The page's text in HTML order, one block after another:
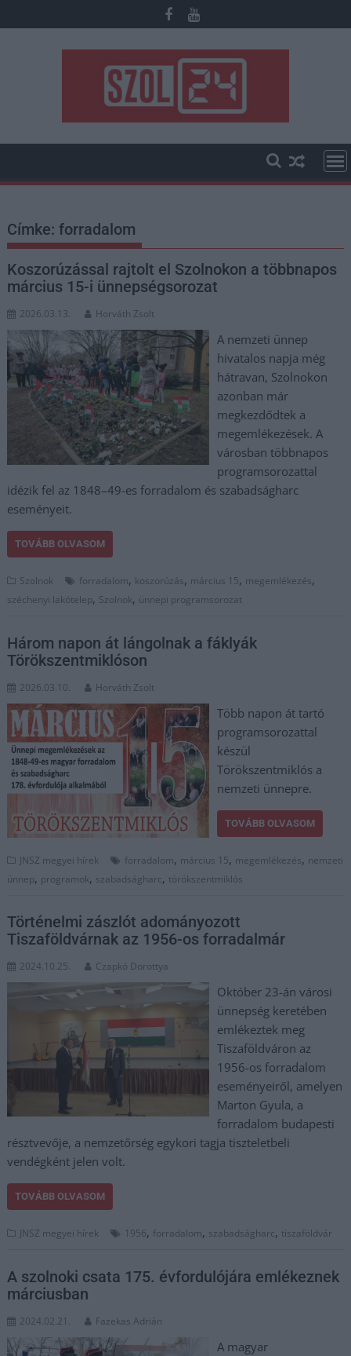
to
Címke:forradalom
Koszorúzással rajtolt el Szolnokon a többnapos
március 15-i ünnepségsorozat
2026.03.13. Horváth Zsolt
A nemzeti ünnep
hivatalos napja még
hátravan, Szolnokon
azonban már
megkezdődtek a
megemlékezések. A
városban többnapos
programsorozattal
idézik fel az 1848–49-es forradalom és szabadságharc
eseményeit.
TOVÁBB OLVASOM
Szolnok forradalom, koszorúzás, március 15, megemlékezés,
széchenyi lakótelep, Szolnok, ünnepi programsorozat
Három napon át lángolnak a fáklyák
Törökszentmiklóson
2026.03.10. Horváth Zsolt
Több napon át tartó
programsorozattal
készül
Törökszentmiklós a
nemzeti ünnepre.
TOVÁBB OLVASOM
JNSZ megyei hírek forradalom, március 15, megemlékezés, nemzeti
ünnep, programok, szabadságharc, törökszentmiklós
Történelmi zászlót adományozott
Tiszaföldvárnak az 1956-os forradalmár
2024.10.25. Czapkó Dorottya
Október 23-án városi
ünnepség keretében
emlékeztek meg
Tiszaföldváron az
1956-os forradalom
eseményeiről, amelyen
Marton Gyula, a
forradalom budapesti
résztvevője, a nemzetőrség egykori tagja tiszteletbeli
vendégként jelen volt.
TOVÁBB OLVASOM
JNSZ megyei hírek 1956, forradalom, szabadságharc, tiszaföldvár
A szolnoki csata 175. évfordulójára emlékeznek
márciusban
2024.02.21. Fazekas Adrián
A magyar